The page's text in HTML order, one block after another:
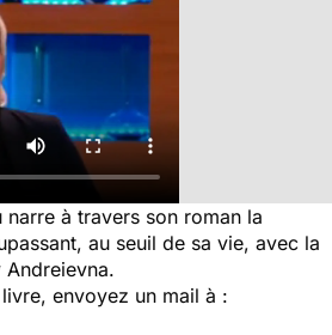
narre à travers son roman la
au seuil de sa vie, avec la
Andreievna.
envoyez un mail à :